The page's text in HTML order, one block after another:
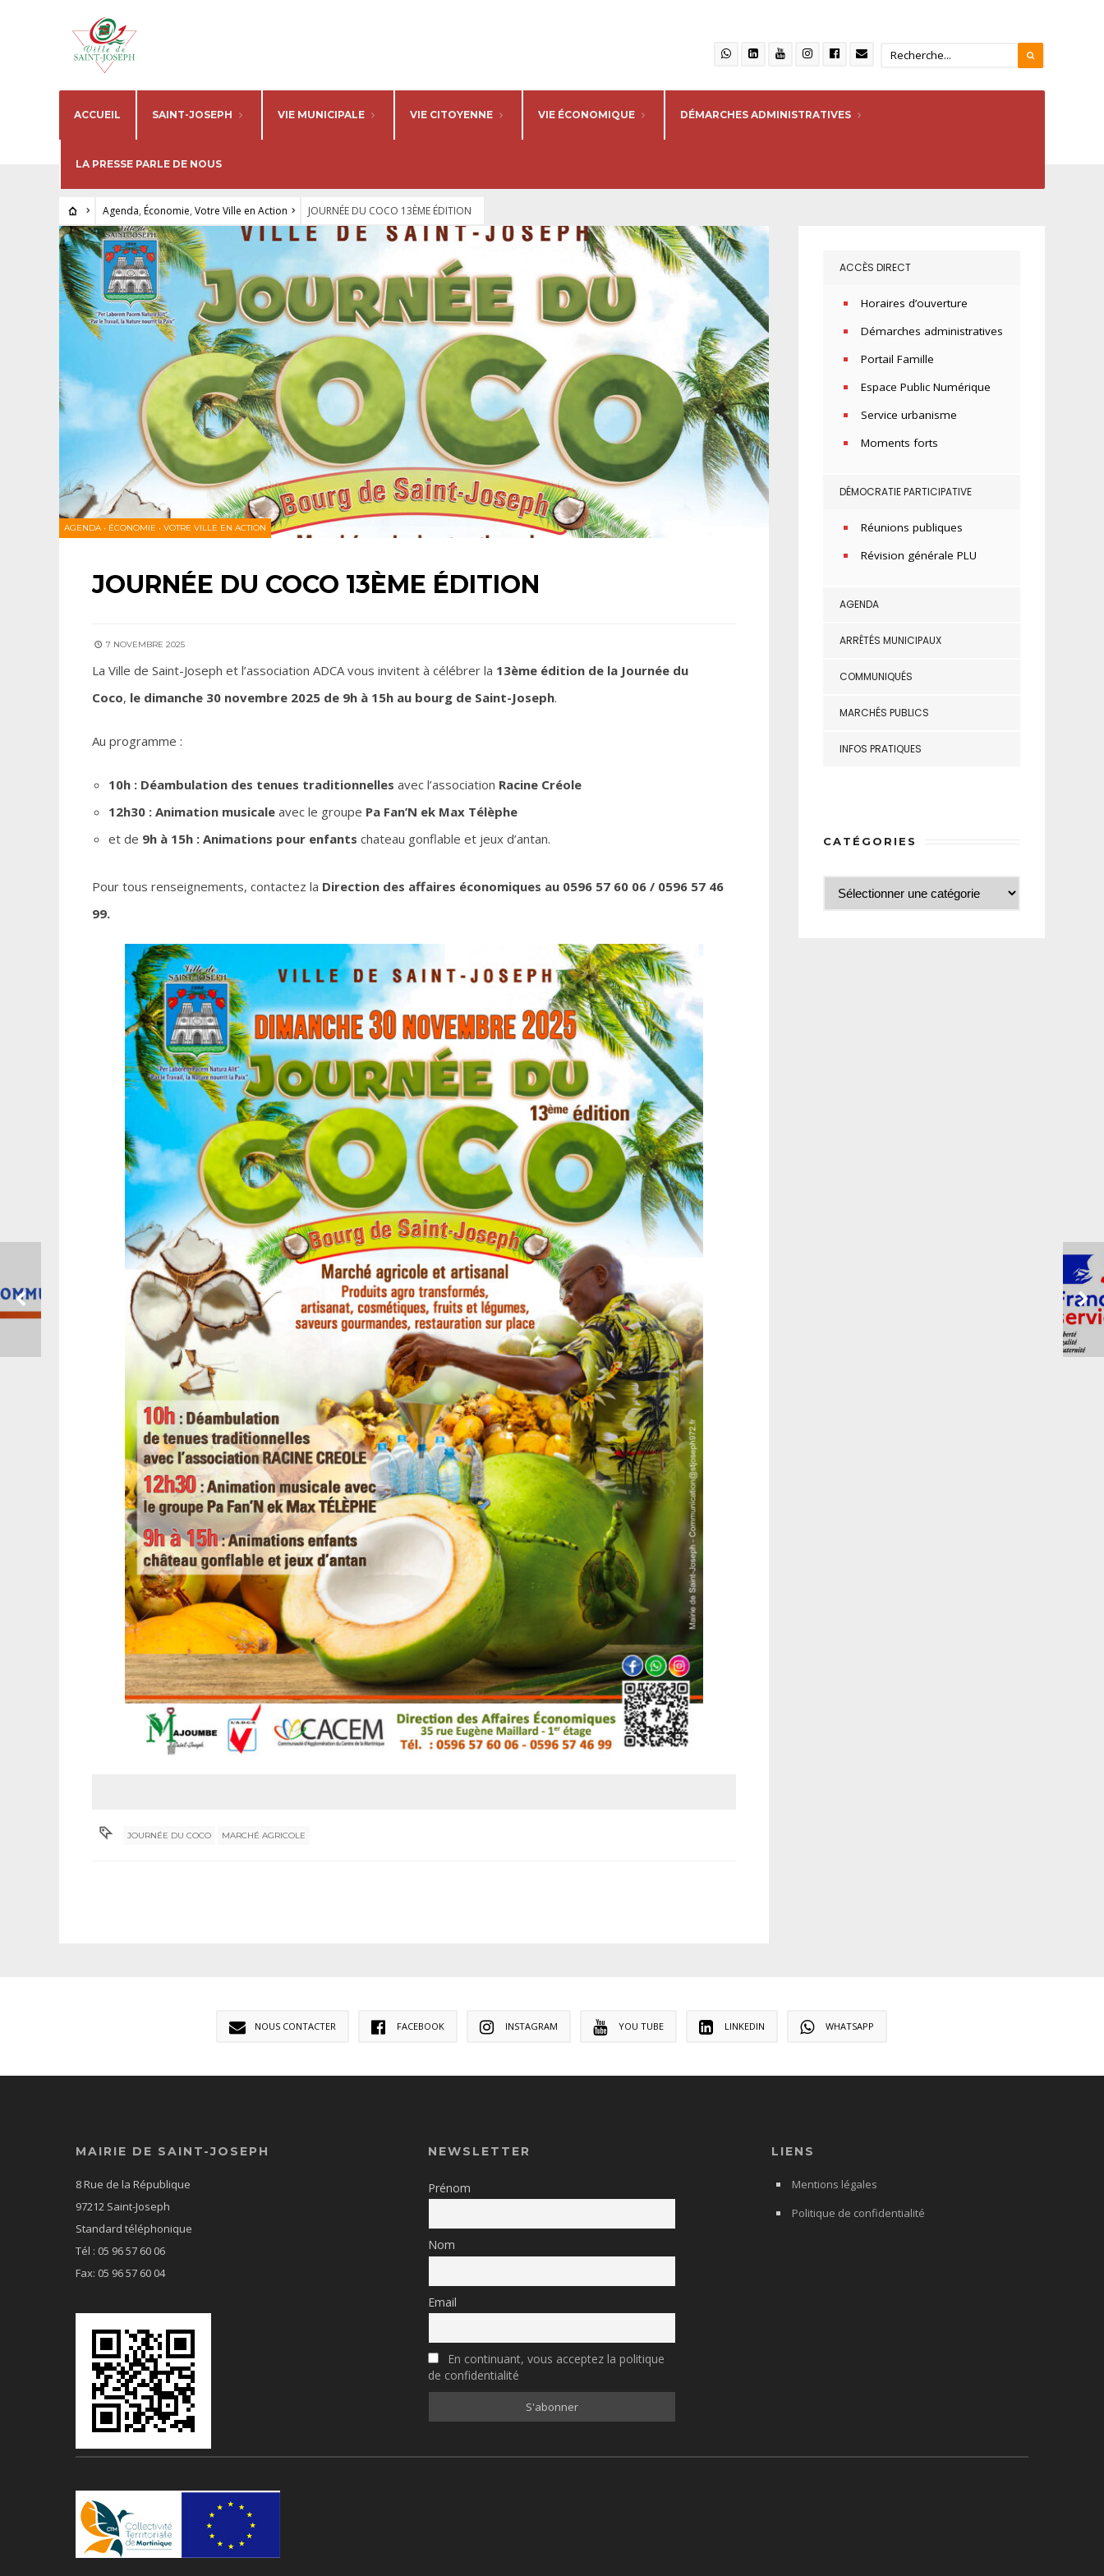
ACCUEIL SAINT-JOSEPH VIE MUNICIPALE VIE CITOYENNE VIE ÉCONOMIQUE DÉMARCHES ADMINISTRATIVES
LA PRESSE PARLE DE NOUS
Agenda, Économie, Votre Ville en Action JOURNÉE DU COCO 13ÈME ÉDITION
AGENDA • ÉCONOMIE • VOTRE VILLE EN ACTION
JOURNÉE DU COCO 13ÈME ÉDITION
7 NOVEMBRE 2025
La Ville de Saint-Joseph et l’association ADCA vous invitent à célébrer la 13ème édition de la Journée du
Coco, le dimanche 30 novembre 2025 de 9h à 15h au bourg de Saint-Joseph.
Au programme :
10h : Déambulation des tenues traditionnelles avec l’association Racine Créole
12h30 : Animation musicale avec le groupe Pa Fan’N ek Max Télèphe
et de 9h à 15h : Animations pour enfants chateau gonflable et jeux d’antan.
Pour tous renseignements, contactez la Direction des affaires économiques au 0596 57 60 06 / 0596 57 46
99.
JOURNÉE DU COCO MARCHÉ AGRICOLE
ACCÈS DIRECT
Horaires d’ouverture
Démarches administratives
Portail Famille
Espace Public Numérique
Service urbanisme
Moments forts
DÉMOCRATIE PARTICIPATIVE
Réunions publiques
Révision générale PLU
AGENDA
ARRÊTÉS MUNICIPAUX
COMMUNIQUÉS
MARCHÉS PUBLICS
INFOS PRATIQUES
CATÉGORIES
NOUS CONTACTER FACEBOOK INSTAGRAM YOU TUBE LINKEDIN WHATSAPP
MAIRIE DE SAINT-JOSEPH
8 Rue de la République
97212 Saint-Joseph
Standard téléphonique
Tél : 05 96 57 60 06
Fax: 05 96 57 60 04
NEWSLETTER
Prénom
Nom
Email
En continuant, vous acceptez la politique
de confidentialité
LIENS
Mentions légales
Politique de confidentialité